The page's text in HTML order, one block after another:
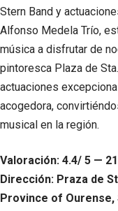
Stern Band y
Alfonso Medela Trío,
música a disfrutar de
pintoresca Plaza de
actuaciones
acogedora,
musical en la región.
Valoración: 4.4/ 5 —
Dirección: Praza de
Province of Ourense,